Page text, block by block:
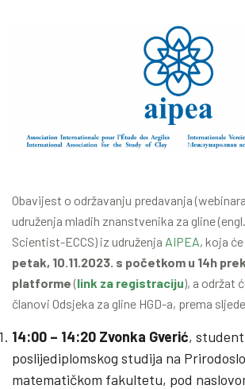
Obavijest o održavanju predavanja
udruženja mladih znanstvenika za gline
Scientist-ECCS) iz udruženja AIPEA, koja
petak, 10.11.2023. s početkom u 14h
platforme (link za registraciju), a održat
članovi Odsjeka za gline HGD-a, prema
14:00 – 14:20 Zvonka Gverić,
poslijediplomskog studija na
matematičkom fakultetu, pod